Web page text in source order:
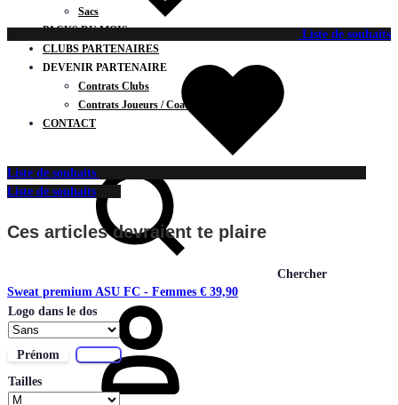
Sacs
PACKS DU MOIS
CLUBS PARTENAIRES
DEVENIR PARTENAIRE
Contrats Clubs
Contrats Joueurs / Coachs
CONTACT
Chercher
Liste de souhaits
Liste de souhaits
Liste de souhaits
Ces articles devraient te plaire
Sweat premium ASU FC - Femmes € 39,90
Logo dans le dos
Prénom
Tailles